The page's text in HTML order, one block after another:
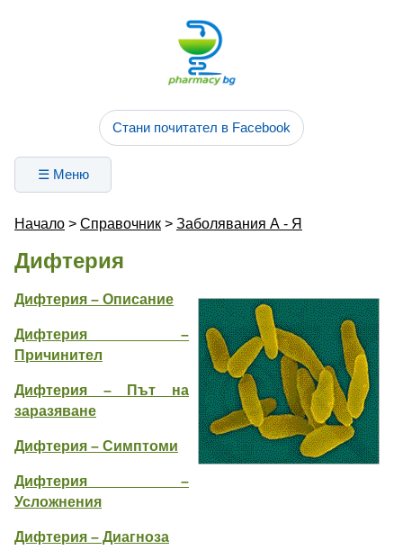
Стани почитател в Facebook
☰ Меню
Начало > Справочник > Заболявания А - Я
Дифтерия
Дифтерия – Описание
Дифтерия –
Причинител
Дифтерия – Път на
заразяване
Дифтерия – Симптоми
Дифтерия –
Усложнения
Дифтерия – Диагноза